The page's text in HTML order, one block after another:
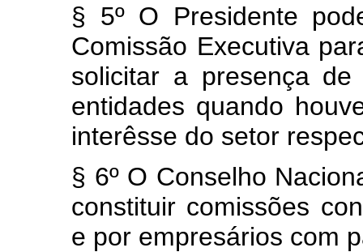
§ 5º O Presidente
Comissão Executiva
solicitar a presença
entidades quando
interêsse do setor
§ 6º O Conselho
constituir comissões
e por empresários com